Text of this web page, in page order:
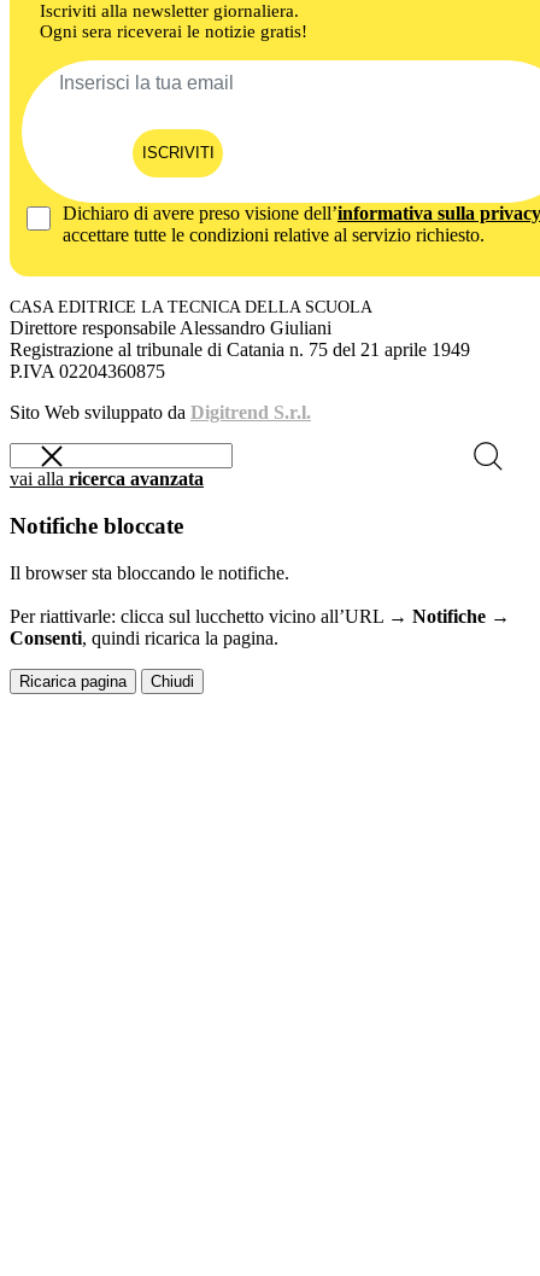
Iscriviti alla newsletter giornaliera.
Ogni sera riceverai le notizie gratis!
ISCRIVITI
Dichiaro di avere preso visione dell’informativa sulla privacy
accettare tutte le condizioni relative al servizio richiesto.
CASA EDITRICE LA TECNICA DELLA SCUOLA
Direttore responsabile Alessandro Giuliani
Registrazione al tribunale di Catania n. 75 del 21 aprile 1949
P.IVA 02204360875
Sito Web sviluppato da Digitrend S.r.l.
vai alla ricerca avanzata
Notifiche bloccate
Il browser sta bloccando le notifiche.
Per riattivarle: clicca sul lucchetto vicino all’URL → Notifiche →
Consenti, quindi ricarica la pagina.
Ricarica pagina Chiudi